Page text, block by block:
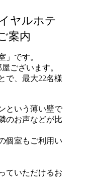
ヤルホテ
案内
」です。
ございます。
で、最大22名様
という薄い壁で
のお声などが比
個室もご利用い
ていただけるお